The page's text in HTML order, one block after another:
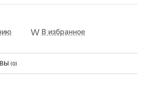
В избранное
(0)